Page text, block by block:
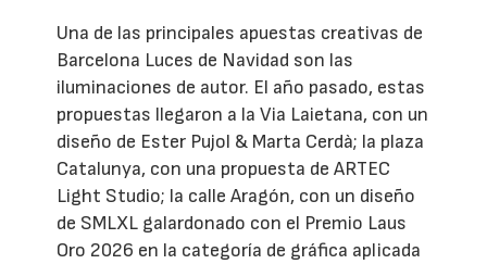
Una de las principales apuestas creativas de
Barcelona Luces de Navidad son las
iluminaciones de autor. El año pasado, estas
propuestas llegaron a la Via Laietana, con un
diseño de Ester Pujol & Marta Cerdà; la plaza
Catalunya, con una propuesta de ARTEC
Light Studio; la calle Aragón, con un diseño
de SMLXL galardonado con el Premio Laus
Oro 2026 en la categoría de gráfica aplicada